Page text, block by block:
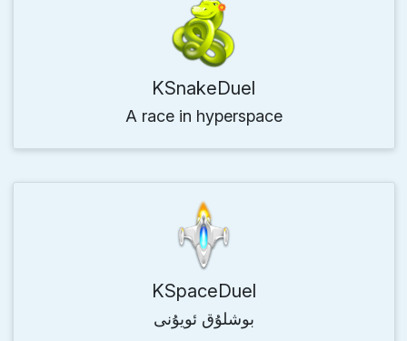
KSnakeDuel
A race in hyperspace
KSpaceDuel
بوشلۇق ئويۇنى